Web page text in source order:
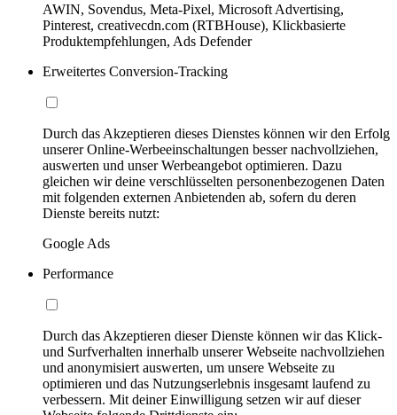
AWIN, Sovendus, Meta-Pixel, Microsoft Advertising,
Pinterest, creativecdn.com (RTBHouse), Klickbasierte
Produktempfehlungen, Ads Defender
Erweitertes Conversion-Tracking
Durch das Akzeptieren dieses Dienstes können wir den Erfolg
unserer Online-Werbeeinschaltungen besser nachvollziehen,
auswerten und unser Werbeangebot optimieren. Dazu
gleichen wir deine verschlüsselten personenbezogenen Daten
mit folgenden externen Anbietenden ab, sofern du deren
Dienste bereits nutzt:
Google Ads
Performance
Durch das Akzeptieren dieser Dienste können wir das Klick-
und Surfverhalten innerhalb unserer Webseite nachvollziehen
und anonymisiert auswerten, um unsere Webseite zu
optimieren und das Nutzungserlebnis insgesamt laufend zu
verbessern. Mit deiner Einwilligung setzen wir auf dieser